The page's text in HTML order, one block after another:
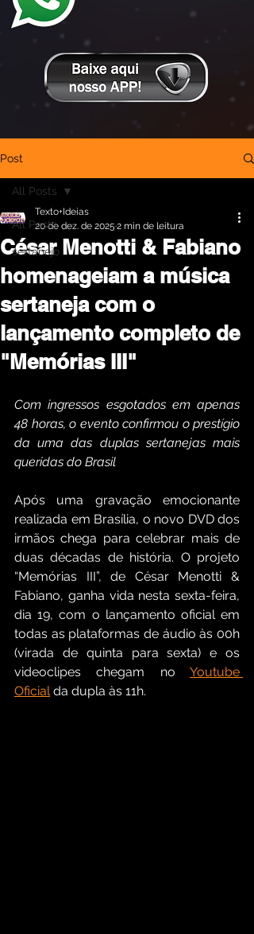
Post
All Posts
sertanejo
All Posts
César Menotti & Fabiano
homenageiam a música
sertaneja com o
lançamento completo de
"Memórias III"
Texto+Ideias
20 de dez. de 2025 2 min de leitura
Com ingressos esgotados em apenas
48 horas, o evento confirmou o prestígio
da uma das duplas sertanejas mais
queridas do Brasil
Após uma gravação emocionante
realizada em Brasília, o novo DVD dos
irmãos chega para celebrar mais de
duas décadas de história. O projeto
“Memórias III”, de César Menotti &
Fabiano, ganha vida nesta sexta-feira,
dia 19, com o lançamento oficial em
todas as plataformas de áudio às 00h
(virada de quinta para sexta) e os
videoclipes chegam no Youtube
Oficial da dupla às 11h.